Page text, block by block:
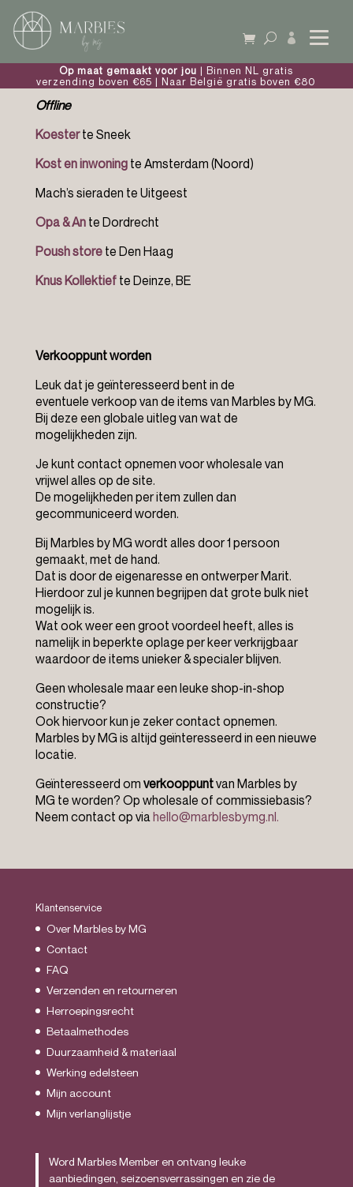

Op maat gemaakt voor jou | Binnen NL gratis
verzending boven €65 | Naar België gratis boven €80
Verkooppunten Marbles by MG:
Offline
Koesterte Sneek
Kost en inwoningte Amsterdam (Noord)
Mach’s sieraden te Uitgeest
Opa & Ante Dordrecht
Poush store te Den Haag
Knus Kollektiefte Deinze, BE
Verkooppunt worden
Leuk dat je geïnteresseerd bent in de
eventuele verkoop van de items van Marbles by MG.
Bij deze een globale uitleg van wat de
mogelijkheden zijn.
Je kunt contact opnemen voor wholesale van
vrijwel alles op de site.
De mogelijkheden per item zullen dan
gecommuniceerd worden.
Bij Marbles by MG wordt alles door 1 persoon
gemaakt, met de hand.
Dat is door de eigenaresse en ontwerper Marit.
Hierdoor zul je kunnen begrijpen dat grote bulk niet
mogelijk is.
Wat ook weer een groot voordeel heeft, alles is
namelijk in beperkte oplage per keer verkrijgbaar
waardoor de items unieker & specialer blijven.
Geen wholesale maar een leuke shop-in-shop
constructie?
Ook hiervoor kun je zeker contact opnemen.
Marbles by MG is altijd geïnteresseerd in een nieuwe
locatie.
Geïnteresseerd om verkooppuntvan Marbles by
MG te worden? Op wholesale of commissiebasis?
Neem contact op viahello@marblesbymg.nl.
Klantenservice
Over Marbles by MG
Contact
FAQ
Verzenden en retourneren
Herroepingsrecht
Betaalmethodes
Duurzaamheid & materiaal
Werking edelsteen
Mijn account
Mijn verlanglijstje
Word Marbles Member en ontvang leuke
aanbiedingen, seizoensverrassingen en zie de